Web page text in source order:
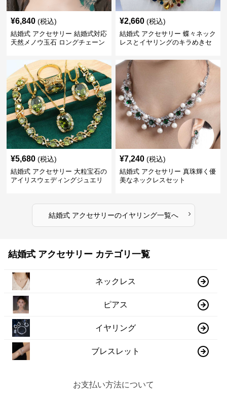
¥6,840 (税込)
結婚式 アクセサリー 結婚式対応
天然メノウ玉石 ロングチェーン
¥2,660 (税込)
結婚式 アクセサリー 蝶々ネック
レスとイヤリングのキラめきセ
¥5,680 (税込)
結婚式 アクセサリー 大粒宝石の
アイリスウェディングジュエリ
¥7,240 (税込)
結婚式 アクセサリー 真珠輝く優
美なネックレスセット
結婚式 アクセサリーのイヤリング一覧へ ›
結婚式 アクセサリー カテゴリ一覧
ネックレス
ピアス
イヤリング
ブレスレット
お支払い方法について